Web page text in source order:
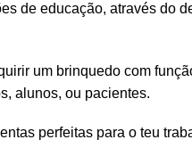
de educação, através
um brinquedo com
alunos, ou pacientes.
perfeitas para o teu